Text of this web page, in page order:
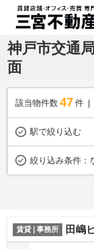
神戸市交通
面
該当物件数 47件
駅で絞り込む
絞り込み条件：
賃貸 | 事務所 田嶋